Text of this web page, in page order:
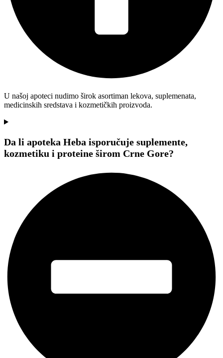
U našoj apoteci nudimo širok asortiman lekova, suplemenata,
medicinskih sredstava i kozmetičkih proizvoda.
Da li apoteka Heba isporučuje suplemente,
kozmetiku i proteine širom Crne Gore?